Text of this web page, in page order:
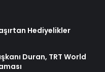
Hediyelikler
Duran, TRT World